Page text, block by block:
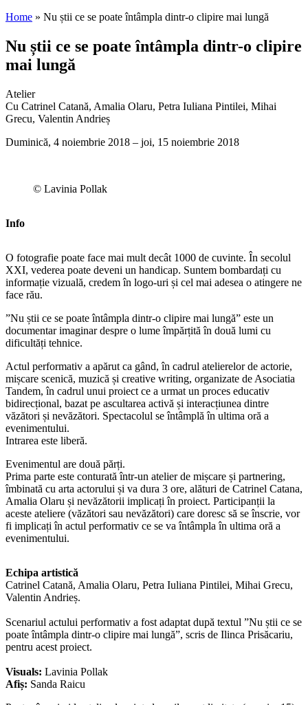
Home » Nu știi ce se poate întâmpla dintr-o clipire mai lungă
Nu știi ce se poate întâmpla dintr-o clipire
mai lungă
Atelier
Cu Catrinel Catană, Amalia Olaru, Petra Iuliana Pintilei, Mihai
Grecu, Valentin Andrieș
Duminică, 4 noiembrie 2018 – joi, 15 noiembrie 2018
© Lavinia Pollak
Info
O fotografie poate face mai mult decât 1000 de cuvinte. În secolul
XXI, vederea poate deveni un handicap. Suntem bombardați cu
informație vizuală, credem în logo-uri și cel mai adesea o atingere ne
face rău.
”Nu știi ce se poate întâmpla dintr-o clipire mai lungă” este un
documentar imaginar despre o lume împărțită în două lumi cu
dificultăți tehnice.
Actul performativ a apărut ca gând, în cadrul atelierelor de actorie,
mișcare scenică, muzică și creative writing, organizate de Asociatia
Tandem, în cadrul unui proiect ce a urmat un proces educativ
bidirecțional, bazat pe ascultarea activă și interacțiunea dintre
văzători și nevăzători. Spectacolul se întâmplă în ultima oră a
evenimentului.
Intrarea este liberă.
Evenimentul are două părți.
Prima parte este conturată într-un atelier de mișcare și partnering,
îmbinată cu arta actorului și va dura 3 ore, alături de Catrinel Catana,
Amalia Olaru și nevăzătorii implicați în proiect. Participanții la
aceste ateliere (văzători sau nevăzători) care doresc să se înscrie, vor
fi implicați în actul performativ ce se va întâmpla în ultima oră a
evenimentului.
Echipa artistică
Catrinel Catană, Amalia Olaru, Petra Iuliana Pintilei, Mihai Grecu,
Valentin Andrieș.
Scenariul actului performativ a fost adaptat după textul ”Nu știi ce se
poate întâmpla dintr-o clipire mai lungă”, scris de Ilinca Prisăcariu,
pentru acest proiect.
Visuals: Lavinia Pollak
Afiș: Sanda Raicu